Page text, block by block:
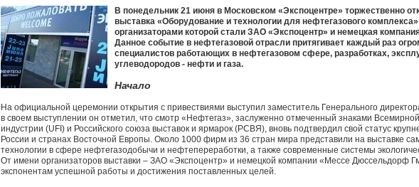
В понедельник 21 июня в Московском «Экспоцентре» торжественно
выставка «Оборудование и технологии для нефтегазового
организаторами которой стали ЗАО «Экспоцентр» и немецкая
Данное событие в нефтегазовой отрасли притягивает каждый раз
специалистов работающих в нефтегазовом сфере, разработках,
углеводородов - нефти и газа.
Начало
На официальной церемонии открытия с привествиями выступил заместитель Генерального
в своем выступлении он отметил, что смотр «Нефтегаз», заслуженно отмеченный знаками
индустрии (UFI) и Российского союза выставок и ярмарок (РСВЯ), вновь подтвердил свой статус
России и странах Восточной Европы. Около 1000 фирм из 36 стран мира представили на выставке
технологии в сфере нефтегазодобычи и нефтепереработки, а также современные системы
От имени организаторов выставки – ЗАО «Экспоцентр» и немецкой компании «Мессе Дюссельдорф
экспонентам успешной работы и достижения поставленных целей.